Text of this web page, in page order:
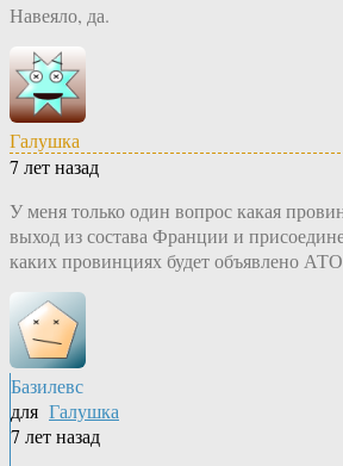
Навеяло, да.
Галушка
7 лет назад
У меня только один вопрос какая
выход из состава Франции и
каких провинциях будет объявлено
Базилевс
для Галушка
7 лет назад